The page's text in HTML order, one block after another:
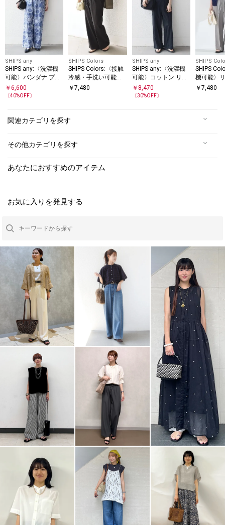
SHIPS any
SHIPS any:〈洗濯機
可能〉バンダナ プリ
ント イージー ワイド
パンツ
￥ 6,600
〔40%OFF〕
SHIPS Colors
SHIPS Colors:〈接触
冷感・手洗い可能〉
クールタッチ ベイカ
￥7,480
SHIPS any
SHIPS any:〈洗濯機
可能〉コットン リネ
ン ペインター ワイド
パンツ
￥ 8,470
〔30%OFF〕
SHIPS
SHIPS
機可能〉
ク イージ
￥7,480
関連カテゴリを探す
その他カテゴリを探す
あなたにおすすめのアイテム
お気に入りを発見する